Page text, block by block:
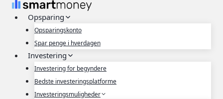
Fortsæt
Opsparing
Opsparingskonto
Spar penge i hverdagen
Investering
Investering for begyndere
Bedste investeringsplatforme
Investeringsmuligheder